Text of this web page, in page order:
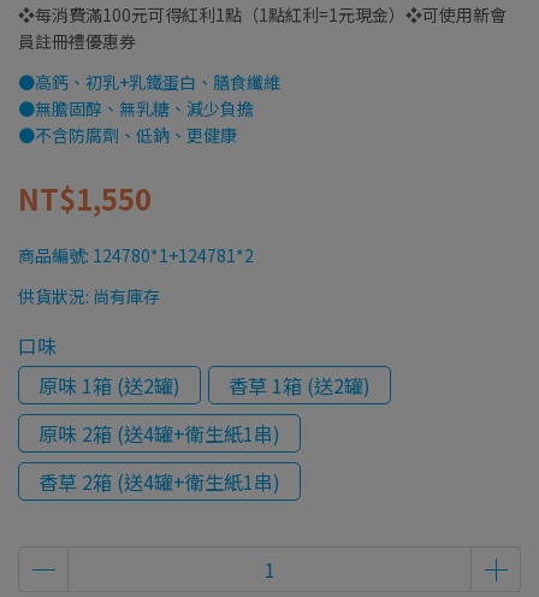
❖每消費滿100元可得紅利1點（1點紅利=1元現金）❖可使用新會
員註冊禮優惠券
●高鈣、初乳+乳鐵蛋白、膳食纖維
●無膽固醇、無乳糖、減少負擔
●不含防腐劑、低鈉、更健康
NT$1,550
商品編號: 124780*1+124781*2
供貨狀況: 尚有庫存
口味
原味 1箱 (送2罐)
香草 1箱 (送2罐)
原味 2箱 (送4罐+衛生紙1串)
香草 2箱 (送4罐+衛生紙1串)